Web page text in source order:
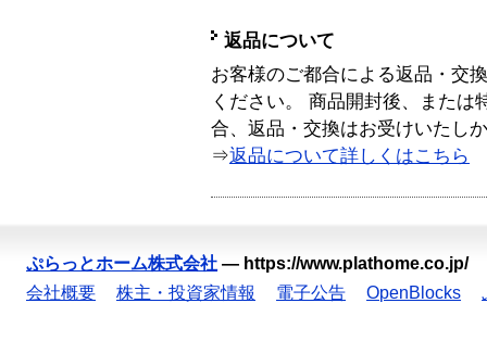
返品について
お客様のご都合による返品・交
ください。 商品開封後、または
合、返品・交換はお受けいたし
⇒返品について詳しくはこちら
ぷらっとホーム株式会社 — https://www.plathome.co.jp/
会社概要
株主・投資家情報 電子公告 OpenBlocks